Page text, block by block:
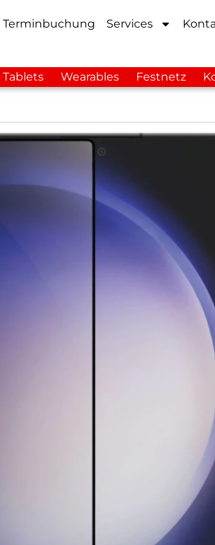
Terminbuchung Services
Tablets Wearables Festnetz